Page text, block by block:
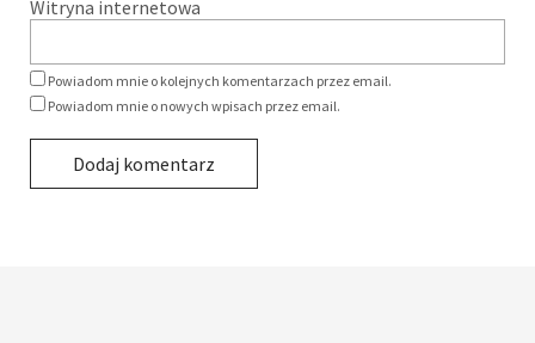
Witryna internetowa
Powiadom mnie o kolejnych komentarzach przez email.
Powiadom mnie o nowych wpisach przez email.